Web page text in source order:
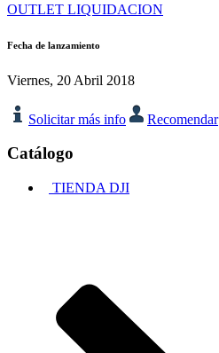
OUTLET LIQUIDACION
Fecha de lanzamiento
Viernes, 20 Abril 2018
Solicitar más info Recomendar
Catálogo
TIENDA DJI